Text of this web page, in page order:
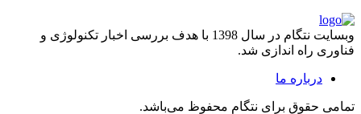
وبسایت نتگام در سال 1398 با هدف بررسی اخبار تکنولوژی و
فناوری راه اندازی شد.
درباره ما
تمامی حقوق برای نتگام محفوظ می‌باشد.